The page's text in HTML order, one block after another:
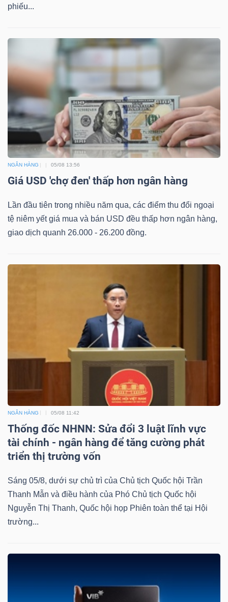
phiếu...
NGÂN HÀNG 05/08 13:56
Giá USD 'chợ đen' thấp hơn ngân hàng
Lần đầu tiên trong nhiều năm qua, các điểm thu đổi ngoại
tệ niêm yết giá mua và bán USD đều thấp hơn ngân hàng,
giao dịch quanh 26.000 - 26.200 đồng.
NGÂN HÀNG 05/08 11:42
Thống đốc NHNN: Sửa đổi 3 luật lĩnh vực
tài chính - ngân hàng để tăng cường phát
triển thị trường vốn
Sáng 05/8, dưới sự chủ trì của Chủ tịch Quốc hội Trần
Thanh Mẫn và điều hành của Phó Chủ tịch Quốc hội
Nguyễn Thị Thanh, Quốc hội họp Phiên toàn thể tại Hội
trường...